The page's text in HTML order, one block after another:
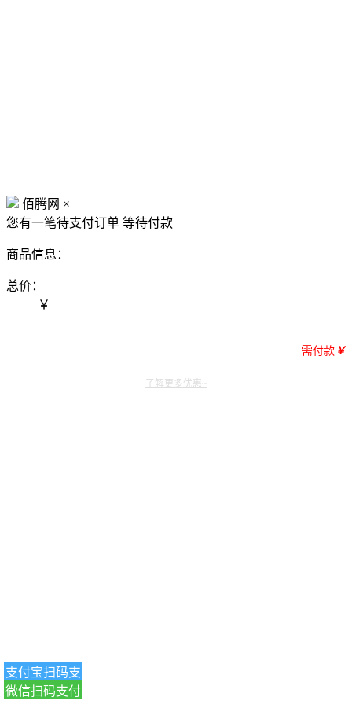
佰腾网 ×
您有一笔待支付订单 等待付款
商品信息：
总价：
￥
需付款 ￥
支付宝扫码支
付
微信扫码支付
了解更多优惠~